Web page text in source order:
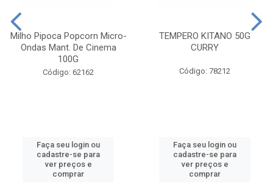
Milho Pipoca Popcorn Micro-
Ondas Mant. De Cinema
100G
Código: 62162
Faça seu login ou
cadastre-se para
ver preços e
comprar
TEMPERO KITANO 50G
CURRY
Código: 78212
Faça seu login ou
cadastre-se para
ver preços e
comprar